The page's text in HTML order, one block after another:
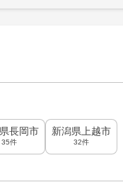
長岡市
35件
新潟県上越市
32件